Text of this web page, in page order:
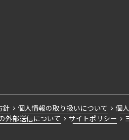
針 個人情報の取り扱いについて
個
外部送信について サイトポリシー